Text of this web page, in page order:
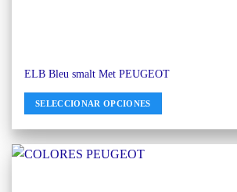
ELB Bleu smalt Met PEUGEOT
SELECCIONAR OPCIONES